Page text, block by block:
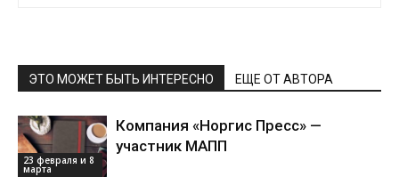
ЭТО МОЖЕТ БЫТЬ ИНТЕРЕСНО ЕЩЕ ОТ АВТОРА
23 февраля и 8
марта
Компания «Норгис Пресс» —
участник МАПП